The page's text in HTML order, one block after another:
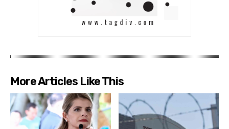
More Articles Like This